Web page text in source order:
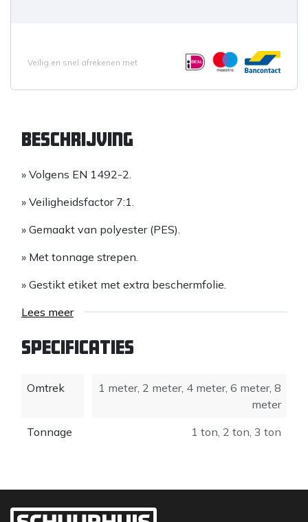
Veilig en snel afrekenen met
Beschrijving
» Volgens EN 1492-2.
» Veiligheidsfactor 7:1.
» Gemaakt van polyester (PES).
» Met tonnage strepen.
» Gestikt etiket met extra beschermfolie.
» Beschikbaar in verschillende lengtes volgens de
» Voldoet aan de Machinerichtlijn 2006/42/EG.
conformiteitsverklaring en gebruiksaanwijzing.
Lees meer
Specificaties
Omtrek 1 meter, 2 meter, 4 meter, 6 meter, 8
meter
Tonnage
1 ton, 2 ton, 3 ton